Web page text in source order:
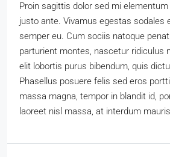
Proin sagittis dolor sed mi
justo ante. Vivamus egestas sodales
semper eu. Cum sociis natoque
parturient montes, nascetur ridiculus
elit lobortis purus bibendum, quis
Phasellus posuere felis sed eros
massa magna, tempor in blandit id,
laoreet nisl massa, at interdum